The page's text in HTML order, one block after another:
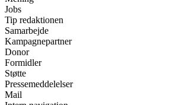
Jobs
Tip redaktionen
Samarbejde
Kampagnepartner
Donor
Formidler
Støtte
Pressemeddelelser
Mail